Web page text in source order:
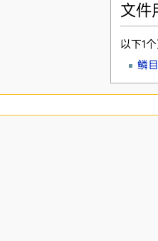
文件
以下1
鳞